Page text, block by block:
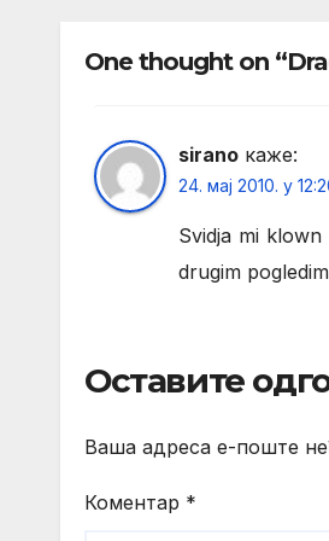
One thought on
sirano каже:
24. мај 2010. у
Svidja mi
drugim
Оставите
Ваша адреса е-поште
Коментар *